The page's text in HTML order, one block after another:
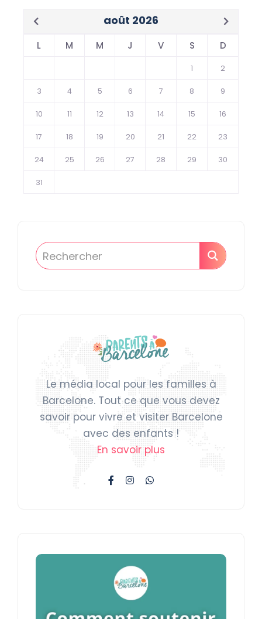
août 2026
L M M J V S D
1 2
3 4 5 6 7 8 9
10 11 12 13 14 15 16
17 18 19 20 21 22 23
24 25 26 27 28 29 30
31
Le média local pour les familles à
Barcelone. Tout ce que vous devez
savoir pour vivre et visiter Barcelone
avec des enfants !
En savoir plus